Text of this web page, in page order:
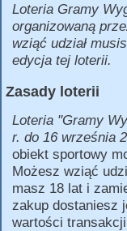
Loteria Gramy
organizowaną
wziąć udział
edycja tej loterii.
Zasady loterii
Loteria "Gramy
r. do 16 września
obiekt sportowy
Możesz wziąć
masz 18 lat i
zakup dostaniesz
wartości